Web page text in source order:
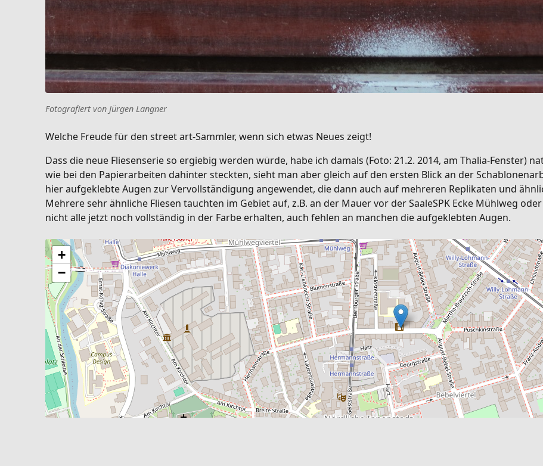
Fotografiert von Jürgen Langner
Welche Freude für den street art-Sammler, wenn sich etwas Neues zeigt!
Dass die neue Fliesenserie so ergiebig werden würde, habe ich damals (Foto: 21.2. 2014, am Thalia-Fenster)
wie bei den Papierarbeiten dahinter steckten, sieht man aber gleich auf den ersten Blick an der
hier aufgeklebte Augen zur Vervollständigung angewendet, die dann auch auf mehreren Replikaten und
Mehrere sehr ähnliche Fliesen tauchten im Gebiet auf, z.B. an der Mauer vor der SaaleSPK Ecke Mühlweg
nicht alle jetzt noch vollständig in der Farbe erhalten, auch fehlen an manchen die aufgeklebten Augen.
+
−